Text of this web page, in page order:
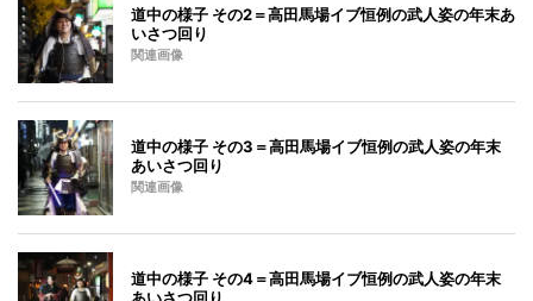
道中の様子 その2＝高田馬場イブ恒例の武人姿の年末あ
いさつ回り
関連画像
道中の様子 その3＝高田馬場イブ恒例の武人姿の年末
あいさつ回り
関連画像
道中の様子 その4＝高田馬場イブ恒例の武人姿の年末
あいさつ回り